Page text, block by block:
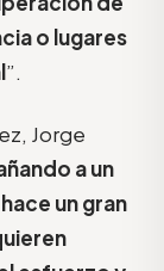
o lugares
”.
Jorge
a un
un gran